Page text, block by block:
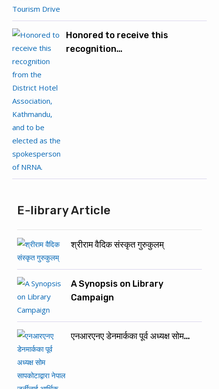
Honored to receive this
recognition…
E-library Article
श्रीराम वैदिक संस्कृत गुरुकुलम्
A Synopsis on Library
Campaign
एनआरएनए डेनमार्कका पूर्व अध्यक्ष सोम…